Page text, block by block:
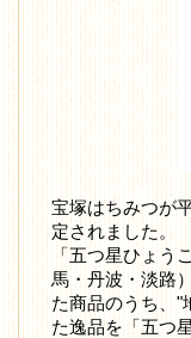
宝塚はちみつが
定されました。
「五つ星ひょう
馬・丹波・淡路
た商品のうち、"
た逸品を「五つ